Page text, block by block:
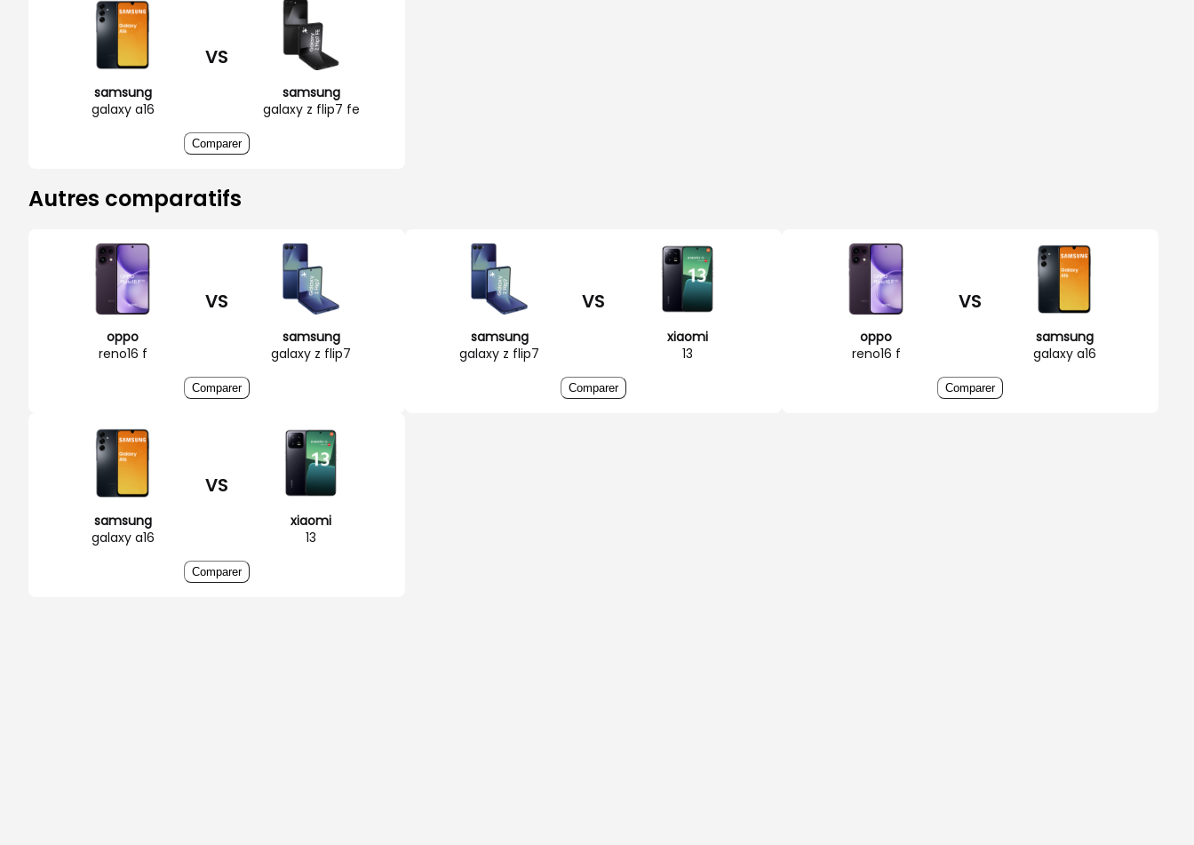
samsung
galaxy a16
VS
samsung
galaxy z flip7 fe
Comparer
Autres comparatifs
oppo
reno16 f
VS
samsung
galaxy z flip7
Comparer
samsung
galaxy z flip7
VS
xiaomi
13
Comparer
oppo
reno16 f
VS
samsung
galaxy a16
Comparer
samsung
galaxy a16
VS
xiaomi
13
Comparer